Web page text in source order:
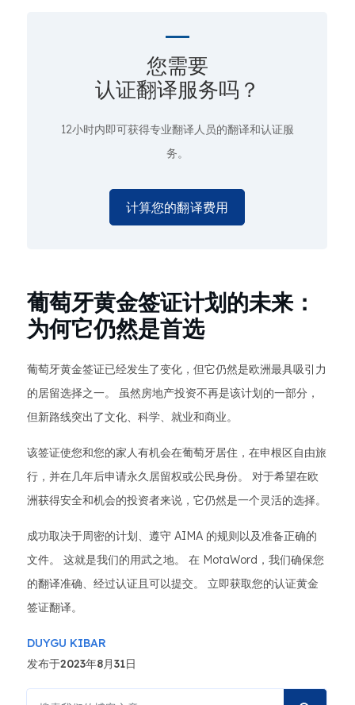
您需要
认证翻译服务吗？
12小时内即可获得专业翻译人员的翻译和认证服
务。
计算您的翻译费用
葡萄牙黄金签证计划的未来：
为何它仍然是首选
葡萄牙黄金签证已经发生了变化，但它仍然是欧洲最具吸引力
的居留选择之一。 虽然房地产投资不再是该计划的一部分，
但新路线突出了文化、科学、就业和商业。
该签证使您和您的家人有机会在葡萄牙居住，在申根区自由旅
行，并在几年后申请永久居留权或公民身份。 对于希望在欧
洲获得安全和机会的投资者来说，它仍然是一个灵活的选择。
成功取决于周密的计划、遵守 AIMA 的规则以及准备正确的
文件。 这就是我们的用武之地。 在 MotaWord，我们确保您
的翻译准确、经过认证且可以提交。 立即获取您的认证黄金
签证翻译。
DUYGU KIBAR
发布于2023年8月31日